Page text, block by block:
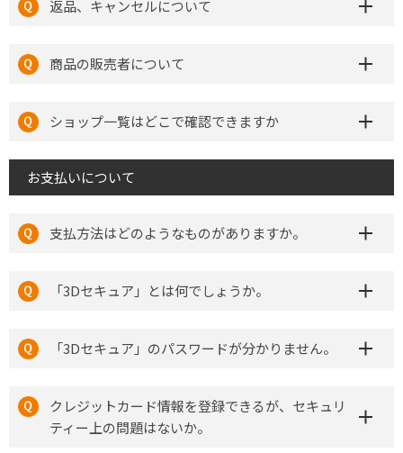
返品、キャンセルについて
商品の販売者について
ショップ一覧はどこで確認できますか
お支払いについて
支払方法はどのようなものがありますか。
「3Dセキュア」とは何でしょうか。
「3Dセキュア」のパスワードが分かりません。
クレジットカード情報を登録できるが、セキュリ
ティー上の問題はないか。